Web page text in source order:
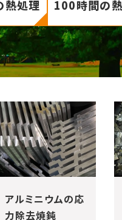
熱処理
100時間の
希土類金属の雰
囲気熱処理